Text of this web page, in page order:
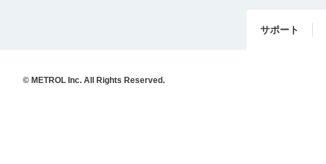
サポート
© METROL Inc. All Rights Reserved.